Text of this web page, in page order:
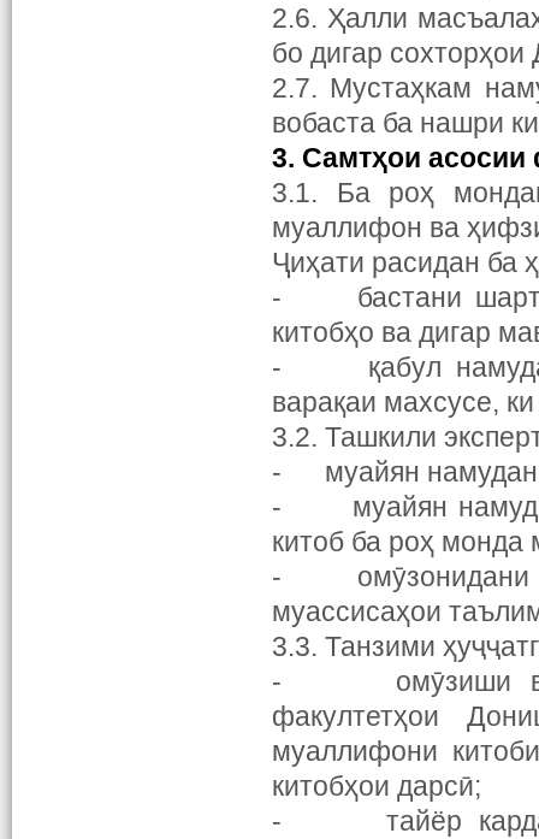
2.6. Ҳалли
бо дигар сохторҳои
2.7. Мустаҳкам
вобаста ба нашри
3. Самтҳои асосии
3.1. Ба роҳ
муаллифон ва
Ҷиҳати расидан ба
- бастани
китобҳо ва дигар
- қабул намудан
варақаи махсусе,
3.2. Ташкили
- муайян
- муайян
китоб ба роҳ монда
- омӯзонидани
муассисаҳои
3.3. Танзими
- омӯзиши
факултетҳои
муаллифони
китобҳои дарсӣ;
- тайёр кардани